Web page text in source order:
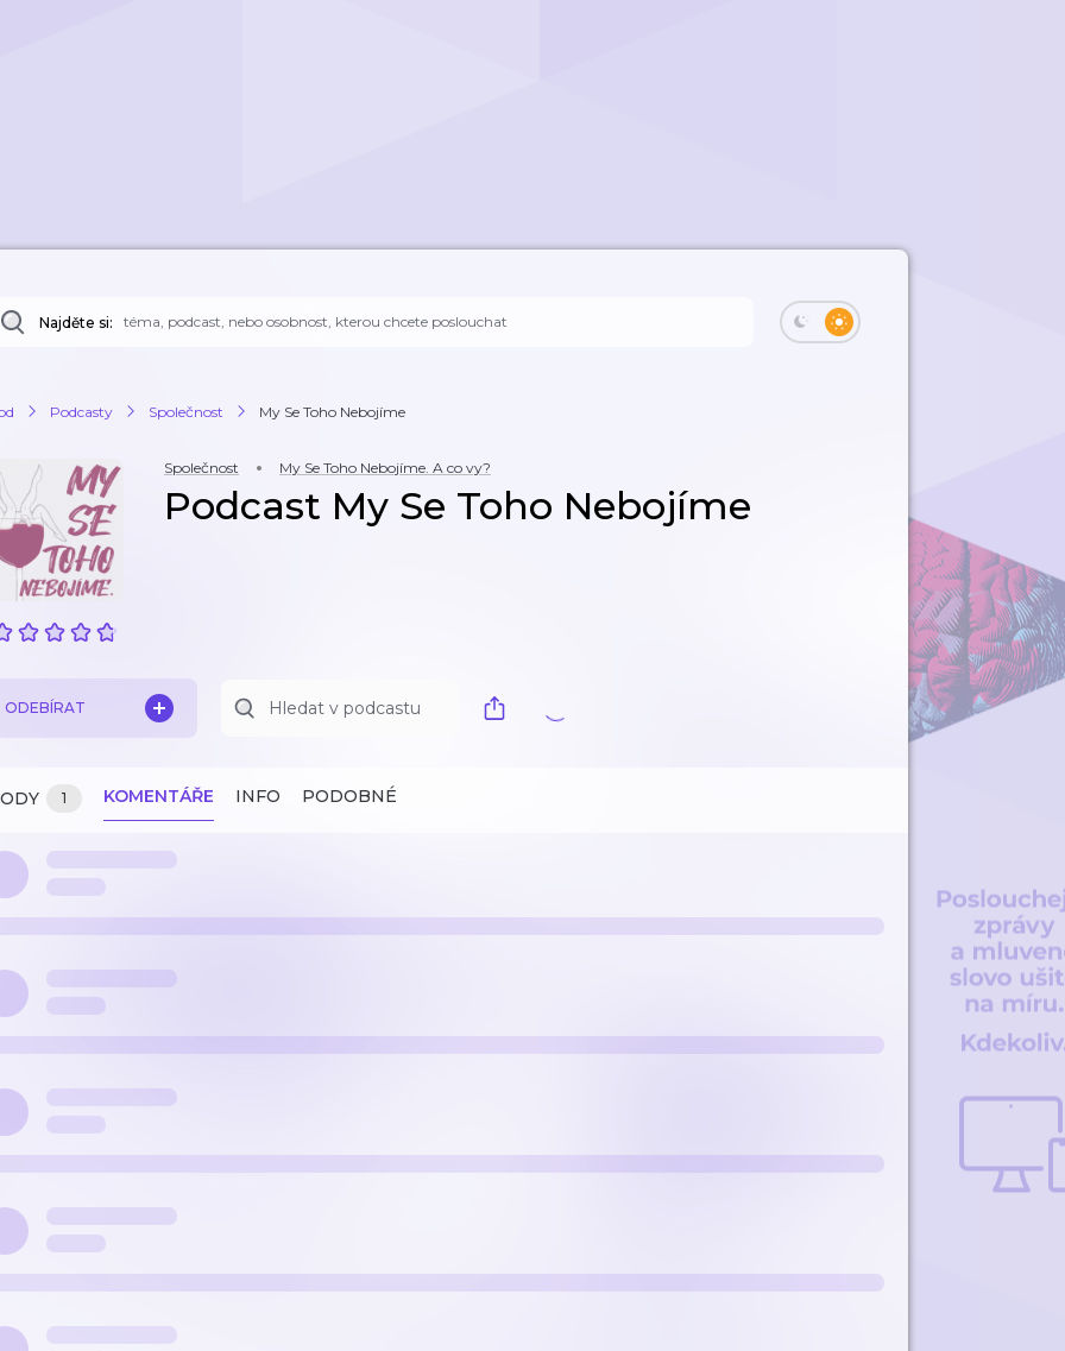
Najděte si:
Podcasty Společnost My Se Toho Nebojíme
Společnost My Se Toho Nebojíme. A co vy?
Podcast My Se Toho Nebojíme
ODEBÍRAT
1 KOMENTÁŘE INFO PODOBNÉ